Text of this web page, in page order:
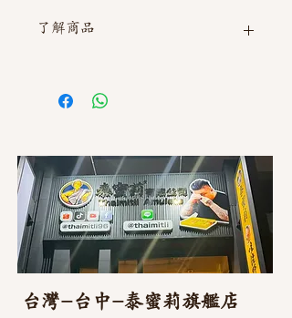
了解商品
台灣-台中-泰蜜莉旗艦店